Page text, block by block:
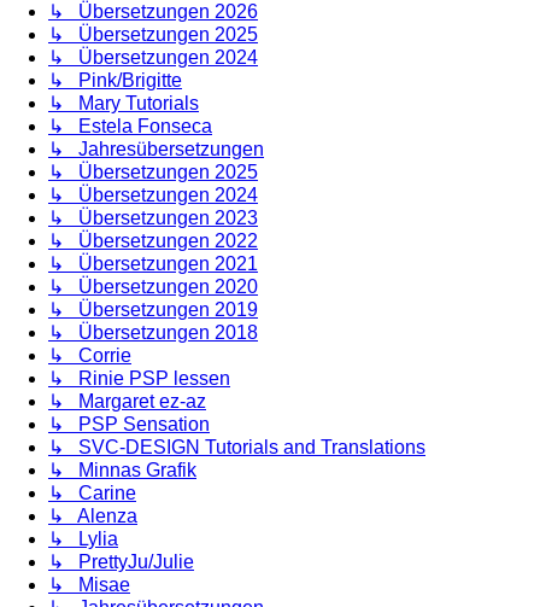
↳ Übersetzungen 2026
↳ Übersetzungen 2025
↳ Übersetzungen 2024
↳ Pink/Brigitte
↳ Mary Tutorials
↳ Estela Fonseca
↳ Jahresübersetzungen
↳ Übersetzungen 2025
↳ Übersetzungen 2024
↳ Übersetzungen 2023
↳ Übersetzungen 2022
↳ Übersetzungen 2021
↳ Übersetzungen 2020
↳ Übersetzungen 2019
↳ Übersetzungen 2018
↳ Corrie
↳ Rinie PSP lessen
↳ Margaret ez-az
↳ PSP Sensation
↳ SVC-DESIGN Tutorials and Translations
↳ Minnas Grafik
↳ Carine
↳ Alenza
↳ Lylia
↳ PrettyJu/Julie
↳ Misae